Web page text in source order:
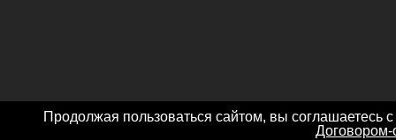
Продолжая пользоваться сайтом, вы соглашаетесь